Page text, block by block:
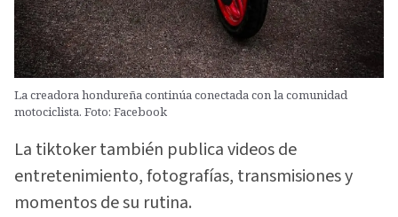
La creadora hondureña continúa conectada con la comunidad
motociclista. Foto: Facebook
La tiktoker también publica videos de
entretenimiento, fotografías, transmisiones y
momentos de su rutina.